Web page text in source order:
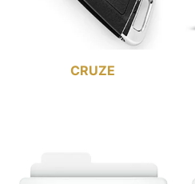
CRUZE